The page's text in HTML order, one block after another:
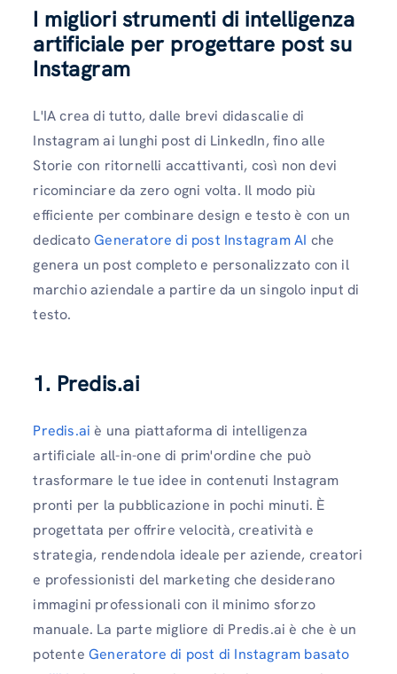
I migliori strumenti di intelligenza
artificiale per progettare post su
Instagram
L'IA crea di tutto, dalle brevi didascalie di
Instagram ai lunghi post di LinkedIn, fino alle
Storie con ritornelli accattivanti, così non devi
ricominciare da zero ogni volta. Il modo più
efficiente per combinare design e testo è con un
dedicatoGeneratore di post Instagram AI che
genera un post completo e personalizzato con il
marchio aziendale a partire da un singolo input di
testo.
1. Predis.ai
Predis.ai è una piattaforma di intelligenza
artificiale all-in-one di prim'ordine che può
trasformare le tue idee in contenuti Instagram
pronti per la pubblicazione in pochi minuti. È
progettata per offrire velocità, creatività e
strategia, rendendola ideale per aziende, creatori
e professionisti del marketing che desiderano
immagini professionali con il minimo sforzo
manuale. La parte migliore di Predis.ai è che è un
potente Generatore di post di Instagram basato